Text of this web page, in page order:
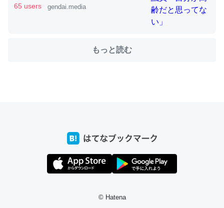
ちょうど同じ理由でEcho Show 8を設定中でした。Prime
り時間を日数にすると1週間とかの人が多いそうだけど、
たいなのでネット環境作ったけどAlexaしか使わないので
回線代ほとんどかからないですよ。参考：
65 users gendai.media
もっと読む
© Hatena